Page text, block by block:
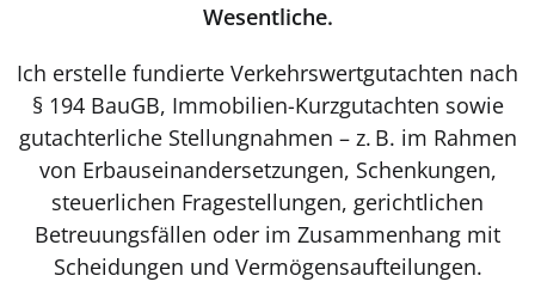
Wesentliche.
Ich erstelle fundierte Verkehrswertgutachten nach
§ 194 BauGB, Immobilien-Kurzgutachten sowie
gutachterliche Stellungnahmen – z. B. im Rahmen
von Erbauseinandersetzungen, Schenkungen,
steuerlichen Fragestellungen, gerichtlichen
Betreuungsfällen oder im Zusammenhang mit
Scheidungen und Vermögensaufteilungen.